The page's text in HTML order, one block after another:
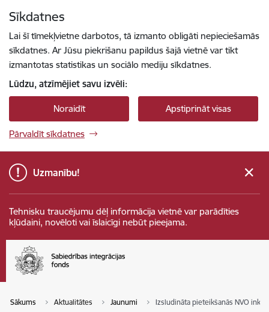
Sīkdatnes
Lai šī tīmekļvietne darbotos, tā izmanto obligāti nepieciešamās
sīkdatnes. Ar Jūsu piekrišanu papildus šajā vietnē var tikt
izmantotas statistikas un sociālo mediju sīkdatnes.
Lūdzu, atzīmējiet savu izvēli:
Noraidīt Apstiprināt visas
Pārvaldīt sīkdatnes
Uzmanību!
Tehnisku traucējumu dēļ informācija vietnē var parādīties
kļūdaini, novēloti vai īslaicīgi nebūt pieejama.
Sākums Aktualitātes Jaunumi Izsludināta pieteikšanās NVO